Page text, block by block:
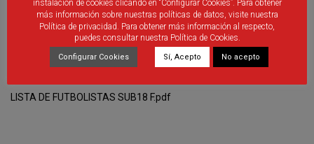
LISTA DE FUTBOLISTAS SUB18 F.pdf
instalación de cookies clicando en “Configurar Cookies”. Para obtener
más información sobre nuestras políticas de datos, visite nuestra
Política de privacidad. Para obtener más información al respecto,
puedes consultar nuestra Política de Cookies.
Configurar Cookies Sí, Acepto No acepto